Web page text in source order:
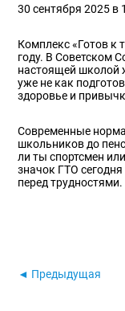
30 сентября 2025 в
Комплекс «Готов к
году. В Советском
настоящей школой
уже не как
здоровье и
Современные
школьников до
ли ты спортсмен
значок ГТО сегодня
перед трудностями.
◄ Предыдущая